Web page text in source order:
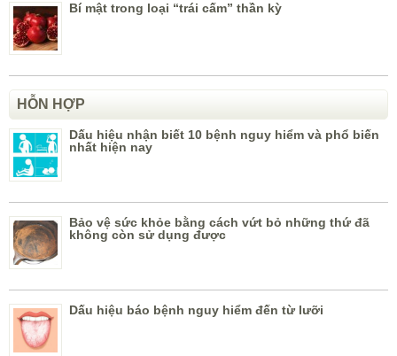
Bí mật trong loại “trái cấm” thần kỳ
HỖN HỢP
Dấu hiệu nhận biết 10 bệnh nguy hiểm và phổ biến
nhất hiện nay
Bảo vệ sức khỏe bằng cách vứt bỏ những thứ đã
không còn sử dụng được
Dấu hiệu báo bệnh nguy hiểm đến từ lưỡi